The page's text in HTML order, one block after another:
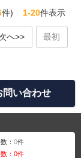
件) 1-20件表示
へ>> 最初
問い合わせ
：0件
：0件